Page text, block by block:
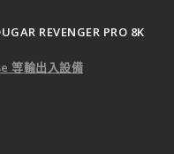
REVENGER PRO 8K
等輸出入設備